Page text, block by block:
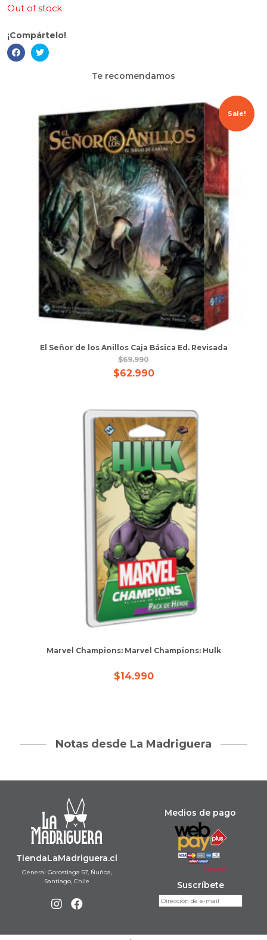
Out of stock
¡Compártelo!
Te recomendamos
Sale!
El Señor de los Anillos Caja Básica Ed. Revisada
$69.990
$62.990
Marvel Champions: Marvel Champions: Hulk
$14.990
Notas desde La Madriguera
TiendaLaMadriguera.cl
General Gorostiaga 57, Ñuñoa,
Santiago, Chile
Medios de pago
Suscríbete